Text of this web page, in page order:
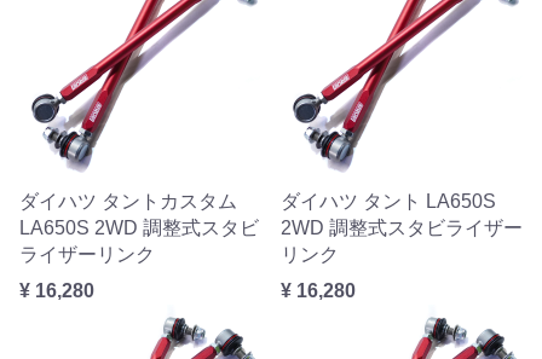
ダイハツ タントカスタム
LA650S 2WD 調整式スタビ
ライザーリンク
¥ 16,280
ダイハツ タント LA650S
2WD 調整式スタビライザー
リンク
¥ 16,280